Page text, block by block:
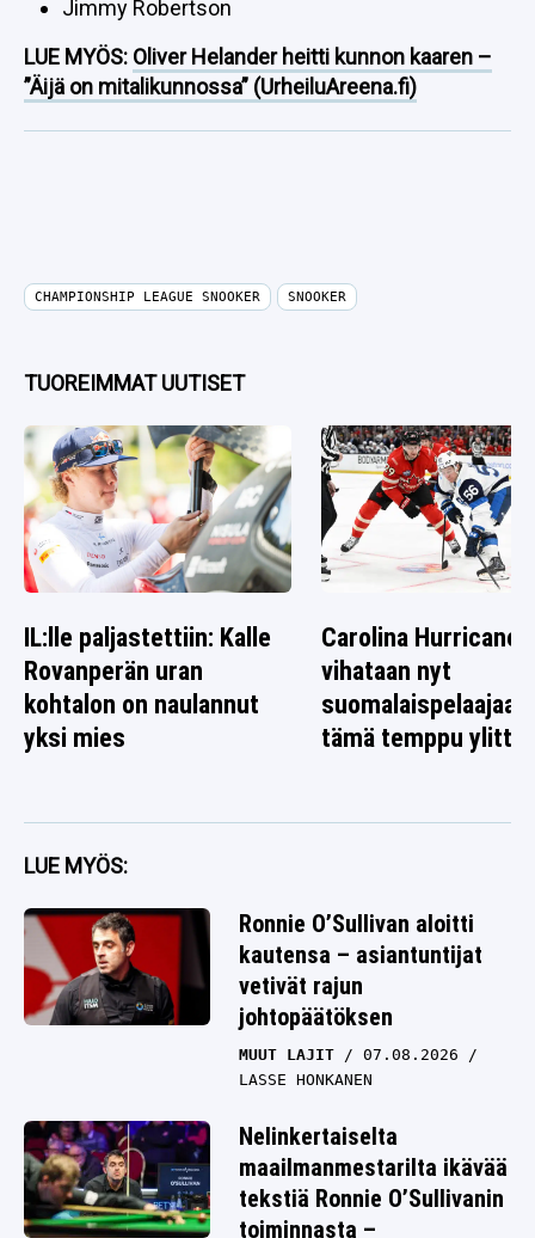
Jimmy Robertson
LUE MYÖS: Oliver Helander heitti kunnon kaaren –
”Äijä on mitalikunnossa” (UrheiluAreena.fi)
CHAMPIONSHIP LEAGUE SNOOKER SNOOKER
TUOREIMMAT UUTISET
IL:lle paljastettiin: Kalle
Rovanperän uran
kohtalon on naulannut
yksi mies
Carolina
vihataan nyt
suomalaispelaajaa
tämä temppu ylitti
LUE MYÖS:
Ronnie O’Sullivan aloitti
kautensa – asiantuntijat
vetivät rajun
johtopäätöksen
MUUT LAJIT
07.08.2026
LASSE HONKANEN
Nelinkertaiselta
maailmanmestarilta ikävää
tekstiä Ronnie O’Sullivanin
toiminnasta –